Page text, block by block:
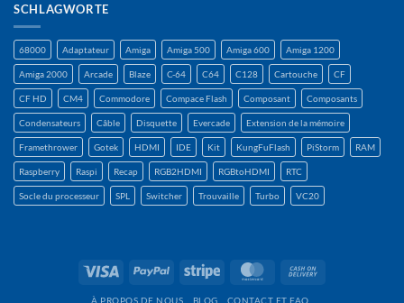
SCHLAGWORTE
68000 Adaptateur Amiga Amiga 500 Amiga 600 Amiga 1200
Amiga 2000 Arcade Blaze C-64 C64 C128 Cartouche CF
CF HD CM4 Commodore Compace Flash Composant Composants
Condensateurs Câble Disquette Evercade Extension de la mémoire
Framethrower Gotek HDMI IDE Kit KungFuFlash PiStorm RAM
Raspberry Raspi Recap RGB2HDMI RGBtoHDMI RTC
Socle du processeur SPL Switcher Trouvaille Turbo VC20
Visa PayPal Rayure MasterCard
À PROPOS DE NOUS BLOG CONTACT ET FAQ